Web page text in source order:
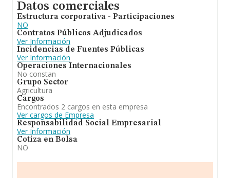
Datos comerciales
Estructura corporativa - Participaciones
NO
Contratos Públicos Adjudicados
Ver Información
Incidencias de Fuentes Públicas
Ver Información
Operaciones Internacionales
No constan
Grupo Sector
Agricultura
Cargos
Encontrados 2 cargos en esta empresa
Ver cargos de Empresa
Responsabilidad Social Empresarial
Ver Información
Cotiza en Bolsa
NO